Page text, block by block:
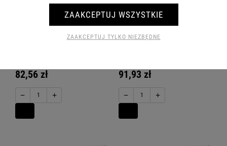
Włącznik Światła Podwójny I
82,56 zł
− +
Włącznik Światła Podwójny I
91,93 zł
− +
ZAAKCEPTUJ TYLKO NIEZBĘDNE
ZAAKCEPTUJ WSZYSTKIE